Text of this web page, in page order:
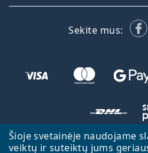
Šioje svetainėje naudojame
veiktų ir suteiktų jums
Sekite mus:
Atgal į pagrindinį